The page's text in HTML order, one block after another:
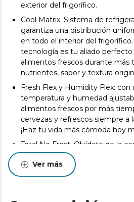
exterior del frigorífico.
Cool Matrix: Sistema de
garantiza una distribución
en todo el interior del
tecnología es tu aliado
alimentos frescos durante más
nutrientes, sabor y textura
Fresh Flex y Humidity Flex: con
temperatura y humedad
alimentos frescos por más
cervezas y refrescos siempre a
¡Haz tu vida más cómoda hoy
Total No Frost: Olvídate de la
Total No Frost, que mantiene
constante y evita la formación
Ver más